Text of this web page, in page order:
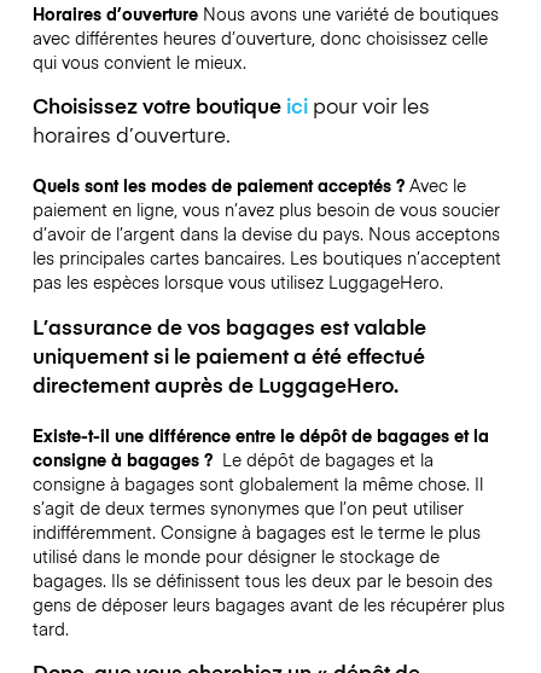
Horaires d’ouverture Nous avons une variété de boutiques
avec différentes heures d’ouverture, donc choisissez celle
qui vous convient le mieux.
Choisissez votre boutique icipour voir les
horaires d’ouverture.
Quels sont les modes de paiement acceptés ? Avec le
paiement en ligne, vous n’avez plus besoin de vous soucier
d’avoir de l’argent dans la devise du pays. Nous acceptons
les principales cartes bancaires. Les boutiques n’acceptent
pas les espèces lorsque vous utilisez LuggageHero.
L’assurance de vos bagages est valable
uniquement si le paiement a été effectué
directement auprès de LuggageHero.
Existe-t-il une différence entre le dépôt de bagages et la
consigne à bagages ? Le dépôt de bagages et la
consigne à bagages sont globalement la même chose. Il
s’agit de deux termes synonymes que l’on peut utiliser
indifféremment. Consigne à bagages est le terme le plus
utilisé dans le monde pour désigner le stockage de
bagages. Ils se définissent tous les deux par le besoin des
gens de déposer leurs bagages avant de les récupérer plus
tard.